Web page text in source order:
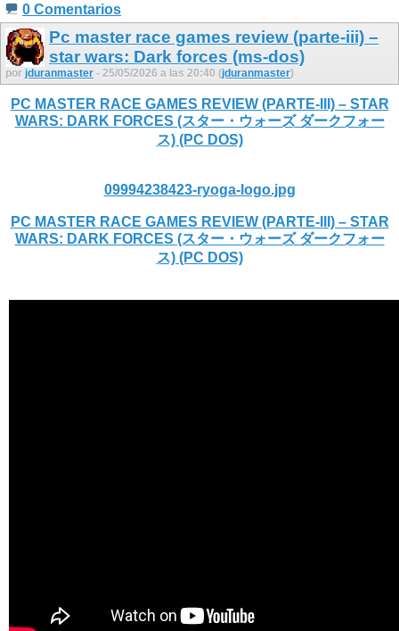
0 Comentarios
Pc master race games review (parte-iii) –
star wars: Dark forces (ms-dos)
por jduranmaster - 25/05/2026 a las 20:40 (jduranmaster)
PC MASTER RACE GAMES REVIEW (PARTE-III) – STAR
WARS: DARK FORCES (スター・ウォーズ ダークフォー
ス) (PC DOS)
09994238423-ryoga-logo.jpg
PC MASTER RACE GAMES REVIEW (PARTE-III) – STAR
WARS: DARK FORCES (スター・ウォーズ ダークフォー
ス) (PC DOS)